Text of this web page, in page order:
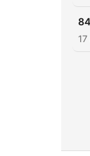
84